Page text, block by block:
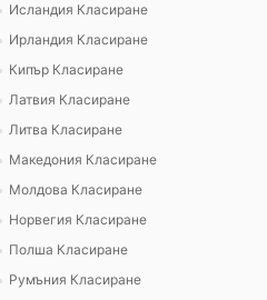
Исландия Класиране
Ирландия Класиране
Кипър Класиране
Латвия Класиране
Литва Класиране
Македония Класиране
Молдова Класиране
Норвегия Класиране
Полша Класиране
Румъния Класиране